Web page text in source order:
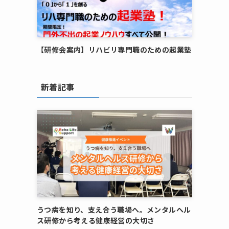
【研修会案内】リハビリ専門職のための起業塾
新着記事
うつ病を知り、支え合う職場へ。メンタルヘル
ス研修から考える健康経営の大切さ